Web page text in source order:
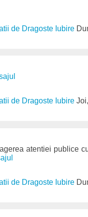
de Dragoste Iubire
de Dragoste Iubire
atentiei publice
de Dragoste Iubire